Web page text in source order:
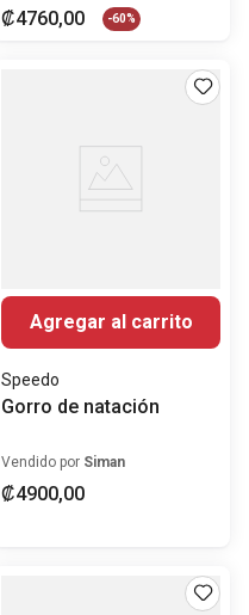
₡4760,00 -60%
Agregar al carrito
Speedo
Gorro de natación
Vendido por Siman
₡4900,00